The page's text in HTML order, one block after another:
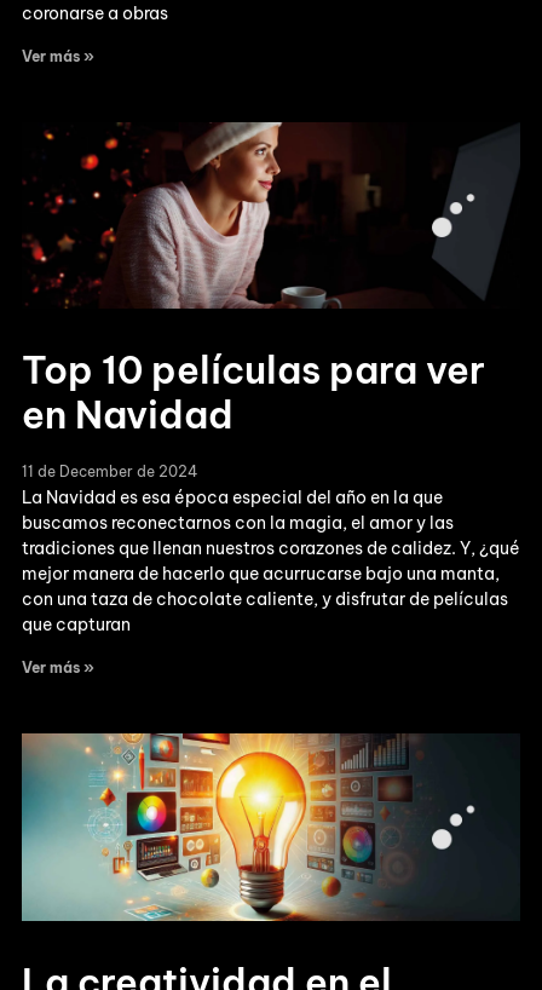
coronarse a obras
Ver más »
Top 10 películas para ver
en Navidad
11 de December de 2024
La Navidad es esa época especial del año en la que
buscamos reconectarnos con la magia, el amor y las
tradiciones que llenan nuestros corazones de calidez. Y, ¿qué
mejor manera de hacerlo que acurrucarse bajo una manta,
con una taza de chocolate caliente, y disfrutar de películas
que capturan
Ver más »